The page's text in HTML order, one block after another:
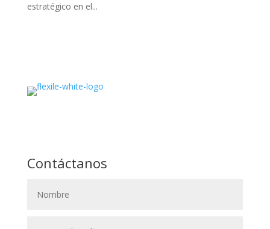
estratégico en el...
Contáctanos